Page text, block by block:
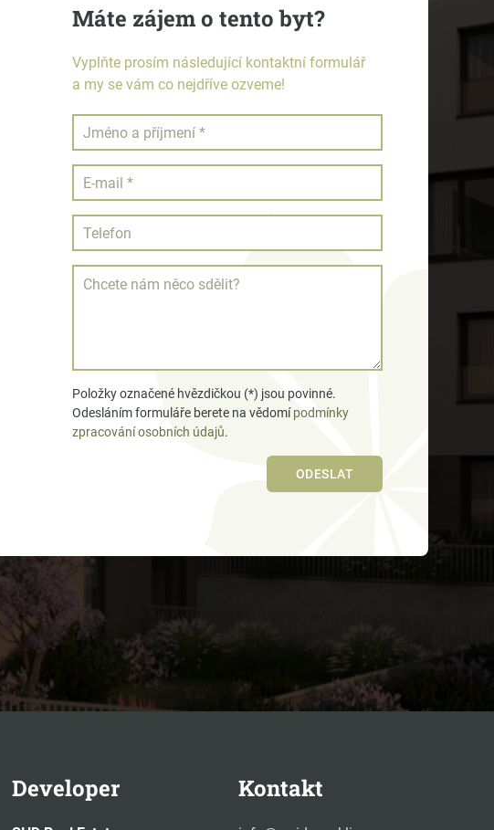
Máte zájem o tento byt?
Vyplňte prosím následující kontaktní formulář
a my se vám co nejdříve ozveme!
Položky označené hvězdičkou (*) jsou povinné.
Odesláním formuláře berete na vědomípodmínky
zpracování osobních údajů.
Developer Kontakt